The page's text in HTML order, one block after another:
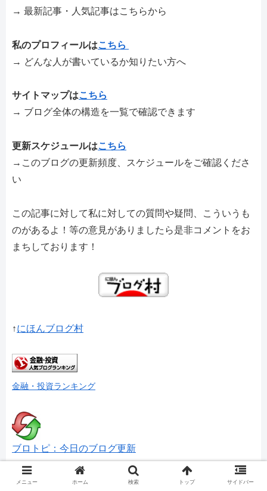
→ 最新記事・人気記事はこちらから
私のプロフィールはこちら
→ どんな人が書いているか知りたい方へ
サイトマップはこちら
→ ブログ全体の構造を一覧で確認できます
更新スケジュールはこちら
→このブログの更新頻度、スケジュールをご確認くださ
い
この記事に対して私に対しての質問や疑問、こういうも
のがあるよ！等の意見がありましたら是非コメントをお
まちしております！
↑にほんブログ村
金融・投資ランキング
ブロトピ：今日のブログ更新
ランキングやメッセージをいただけると励みになりま
メニュー ホーム 検索 トップ サイドバー